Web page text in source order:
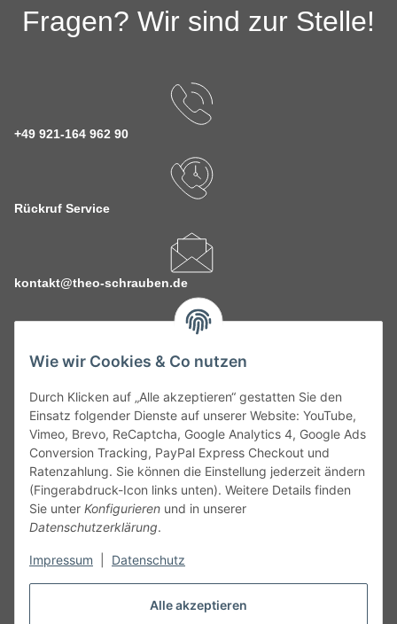
Alle akzeptieren
Wie wir Cookies & Co nutzen
Durch Klicken auf „Alle akzeptieren“ gestatten Sie den
Einsatz folgender Dienste auf unserer Website: YouTube,
Vimeo, Brevo, ReCaptcha, Google Analytics 4, Google Ads
Conversion Tracking, PayPal Express Checkout und
Ratenzahlung. Sie können die Einstellung jederzeit ändern
(Fingerabdruck-Icon links unten). Weitere Details finden
Sie unter Konfigurieren und in unserer
Datenschutzerklärung.
Impressum Datenschutz
Fragen? Wir sind zur Stelle!
+49 921-164 962 90
Rückruf Service
kontakt@theo-schrauben.de
Service
Gesetzliche Informationen
Alle technischen Angaben ohne Gewähr. Irrtümer und fehlerhafte
Angaben vorbehalten. Wenn Sie Datenblätter oder spezielle
unseren Kundenservice. Abbildungen der Artikel können